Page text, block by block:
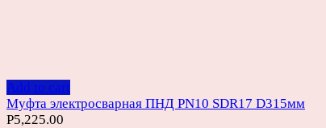
Add to cart
Муфта электросварная ПНД PN10 SDR17 D315мм
Р5,225.00